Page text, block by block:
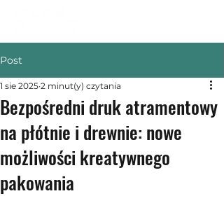
Post
Bezpośredni druk atramentowy
na płótnie i drewnie: nowe
możliwości kreatywnego
pakowania
1 sie 2025 2 minut(y) czytania